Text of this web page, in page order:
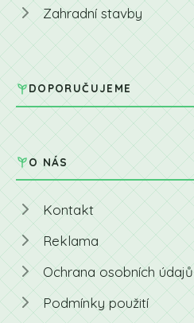
Zahradní stavby
DOPORUČUJEME
O NÁS
Kontakt
Reklama
Ochrana osobních údajů
Podmínky použití